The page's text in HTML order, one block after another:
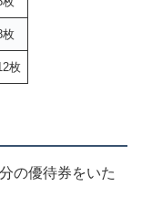
枚
枚
の優待券をいた